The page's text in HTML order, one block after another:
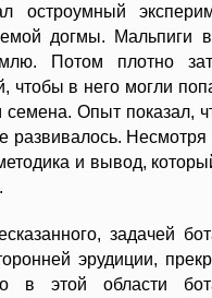
остроумный
догмы. Мальпиги
Потом плотно
чтобы в него могли
Опыт показал,
развивалось. Несмотря
и вывод,
задачей
эрудиции,
в этой области